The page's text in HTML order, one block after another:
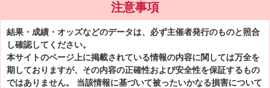
注意事項
結果・成績・オッズなどのデータは、必ず主催者発行のものと照合
し確認してください。
本サイトのページ上に掲載されている情報の内容に関しては万全を
期しておりますが、その内容の正確性および安全性を保証するもの
ではありません。 当該情報に基づいて被ったいかなる損害について